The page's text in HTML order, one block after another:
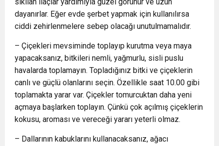
dayanırlar. Eğer evde şerbet yapmak için kullanılırsa
ciddi zehirlenmelere sebep olacağı unutulmamalıdır.
– Çiçekleri mevsiminde toplayıp kurutma veya maya
yapacaksanız, bitkileri nemli, yağmurlu, sisli puslu
havalarda toplamayın. Topladığınız bitki ve çiçeklerin
canlı ve güçlü olanlarını seçin. Özellikle saat 10.00 gibi
toplamakta yarar var. Çiçekler tomurcuktan daha yeni
açmaya başlarken toplayın. Çünkü çok açılmış çiçeklerin
kokusu, aroması ve vereceği yararı yeterli olmaz.
– Dallarının kabuklarını kullanacaksanız, ağacı